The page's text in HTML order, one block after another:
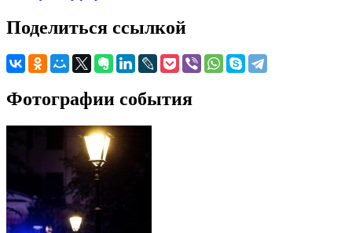
Поделиться ссылкой
Фотографии события